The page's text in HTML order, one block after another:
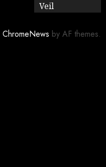
Veil
ChromeNews by AF themes.